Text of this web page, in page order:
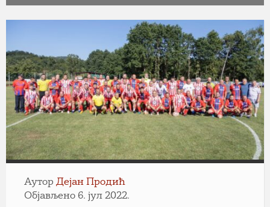
Аутор Дејан Продић
Објављено 6. јул 2022.